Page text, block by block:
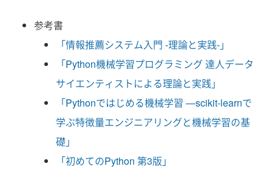
参考書
「情報推薦システム入門 -理論と実践-」
「Python機械学習プログラミング 達人データ
サイエンティストによる理論と実践」
「Pythonではじめる機械学習 ―scikit-learnで
学ぶ特徴量エンジニアリングと機械学習の基
礎」
「初めてのPython 第3版」